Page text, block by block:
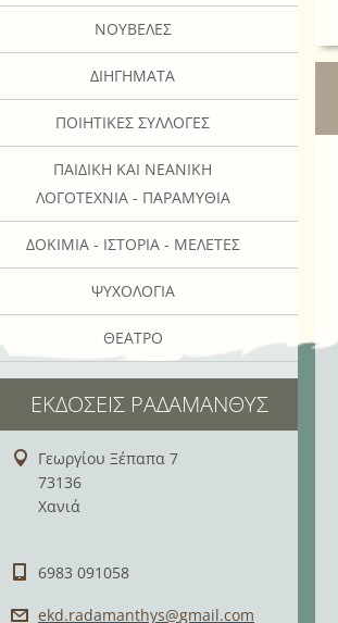
ΝΟΥΒΈΛΕΣ
ΔΙΗΓΉΜΑΤΑ
ΠΟΙΗΤΙΚΈΣ ΣΥΛΛΟΓΈΣ
ΠΑΙΔΙΚΉ ΚΑΙ ΝΕΑΝΙΚΉ
ΛΟΓΟΤΕΧΝΊΑ - ΠΑΡΑΜΎΘΙΑ
ΔΟΚΊΜΙΑ - ΙΣΤΟΡΊΑ - ΜΕΛΈΤΕΣ
ΨΥΧΟΛΟΓΊΑ
ΘΈΑΤΡΟ
ΕΚΔΌΣΕΙΣ ΡΑΔΆΜΑΝΘΥΣ
Γεωργίου Ξέπαπα 7
73136
Χανιά
6983 091058
ekd.radamanthys@gmail.com